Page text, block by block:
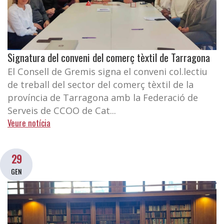
Signatura del conveni del comerç tèxtil de Tarragona
El Consell de Gremis signa el conveni col.lectiu
de treball del sector del comerç tèxtil de la
província de Tarragona amb la Federació de
Serveis de CCOO de Cat...
Veure notícia
29
GEN